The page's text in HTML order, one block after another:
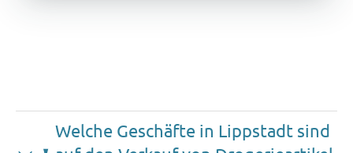
Welche Geschäfte in Lippstadt sind